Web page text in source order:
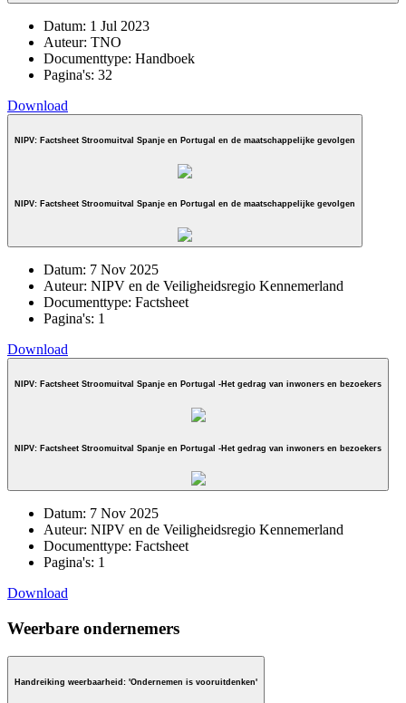
Datum: 1 Jul 2023
Auteur: TNO
Documenttype: Handboek
Pagina's: 32
Download
NIPV: Factsheet Stroomuitval Spanje en Portugal en de maatschappelijke gevolgen
NIPV: Factsheet Stroomuitval Spanje en Portugal en de maatschappelijke gevolgen
Datum: 7 Nov 2025
Auteur: NIPV en de Veiligheidsregio Kennemerland
Documenttype: Factsheet
Pagina's: 1
Download
NIPV: Factsheet Stroomuitval Spanje en Portugal -Het gedrag van inwoners en bezoekers
NIPV: Factsheet Stroomuitval Spanje en Portugal -Het gedrag van inwoners en bezoekers
Datum: 7 Nov 2025
Auteur: NIPV en de Veiligheidsregio Kennemerland
Documenttype: Factsheet
Pagina's: 1
Download
Weerbare ondernemers
Handreiking weerbaarheid: 'Ondernemen is vooruitdenken'